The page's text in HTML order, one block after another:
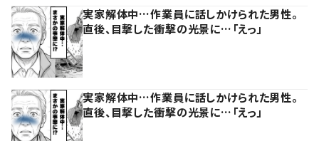
実家解体中…作業員に話しかけられた男性。
直後、目撃した衝撃の光景に…「えっ」
実家解体中…作業員に話しかけられた男性。
直後、目撃した衝撃の光景に…「えっ」